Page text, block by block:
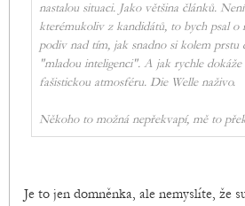
nastalou situaci. Jako většina článků.
kterémukoliv z kandidátů, to bych psal o
podiv nad tím, jak snadno si kolem prstu
"mladou inteligenci". A jak rychle
fašistickou atmosféru. Die Welle naživo.
Někoho to možná nepřekvapí, mě to
Je to jen domněnka, ale nemyslíte, že